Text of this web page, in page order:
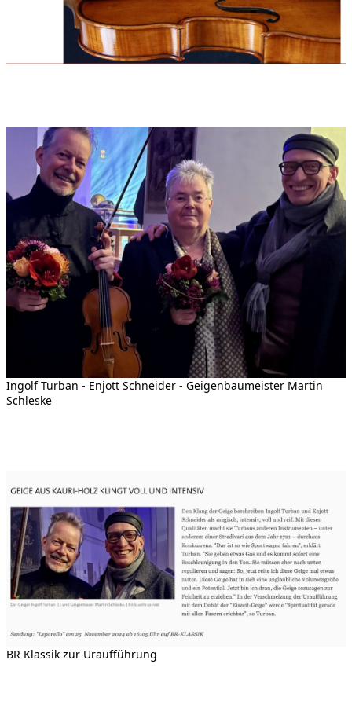
Ingolf Turban - Enjott Schneider - Geigenbaumeister Martin
Schleske
BR Klassik zur Uraufführung